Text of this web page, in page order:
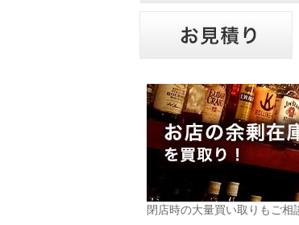
閉店時の大量買い取りもご相